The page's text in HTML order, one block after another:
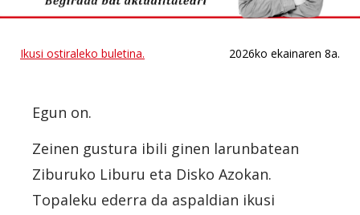
Ikusi ostiraleko buletina. 2026ko ekainaren 8a.
Egun on.
Zeinen gustura ibili ginen larunbatean
Ziburuko Liburu eta Disko Azokan.
Topaleku ederra da aspaldian ikusi